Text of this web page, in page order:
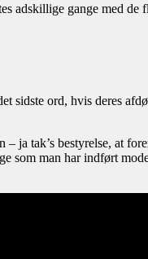
adskillige gange med
sidste ord, hvis deres
ja tak’s bestyrelse, at
man har indført